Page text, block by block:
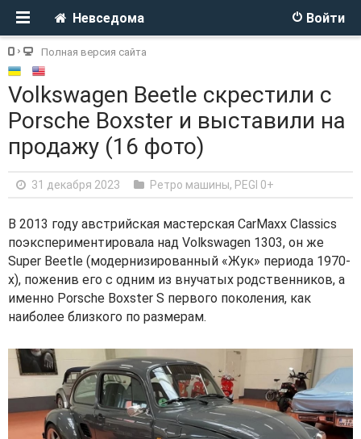
Войти
Невседома
Полная версия сайта
Volkswagen Beetle скрестили с
Porsche Boxster и выставили на
продажу (16 фото)
31 декабря 2023 Ретро машины, PEGI 0+
В 2013 году австрийская мастерская CarMaxx Classics
поэкспериментировала над Volkswagen 1303, он же
Super Beetle (модернизированный «Жук» периода 1970-
х), поженив его с одним из внучатых родственников, а
именно Porsche Boxster S первого поколения, как
наиболее близкого по размерам.